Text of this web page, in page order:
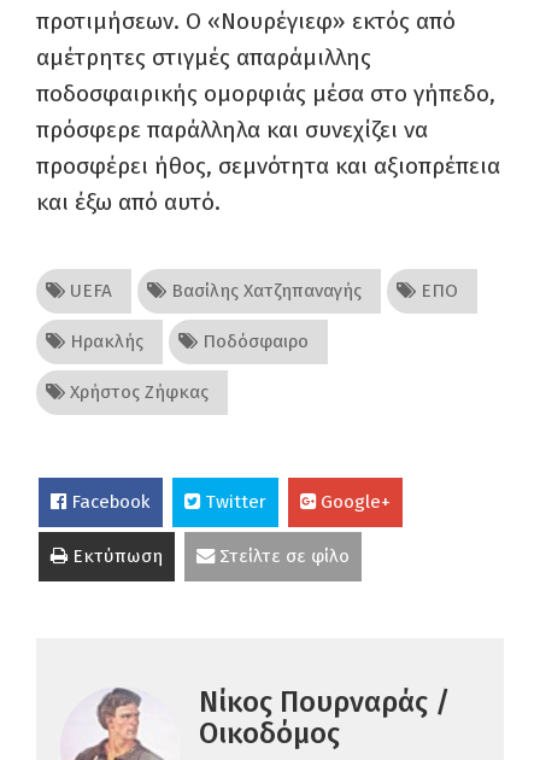
προτιμήσεων. Ο «Νουρέγιεφ» εκτός από
αμέτρητες στιγμές απαράμιλλης
ποδοσφαιρικής ομορφιάς μέσα στο γήπεδο,
πρόσφερε παράλληλα και συνεχίζει να
προσφέρει ήθος, σεμνότητα και αξιοπρέπεια
και έξω από αυτό.
UEFA Βασίλης Χατζηπαναγής ΕΠΟ
Ηρακλής Ποδόσφαιρο
Χρήστος Ζήφκας
Facebook Twitter Google+
Εκτύπωση Στείλτε σε φίλο
Νίκος Πουρναράς /
Οικοδόμος